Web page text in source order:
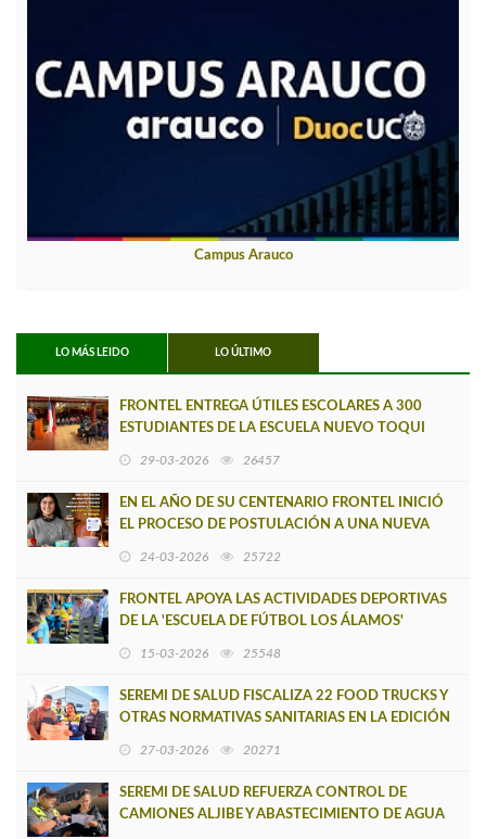
Campus Arauco
LO MÁS LEIDO LO ÚLTIMO
FRONTEL ENTREGA ÚTILES ESCOLARES A 300
ESTUDIANTES DE LA ESCUELA NUEVO TOQUI
29-03-2026 26457
EN EL AÑO DE SU CENTENARIO FRONTEL INICIÓ
EL PROCESO DE POSTULACIÓN A UNA NUEVA
24-03-2026 25722
FRONTEL APOYA LAS ACTIVIDADES DEPORTIVAS
DE LA 'ESCUELA DE FÚTBOL LOS ÁLAMOS'
15-03-2026 25548
SEREMI DE SALUD FISCALIZA 22 FOOD TRUCKS Y
OTRAS NORMATIVAS SANITARIAS EN LA EDICIÓN
27-03-2026 20271
SEREMI DE SALUD REFUERZA CONTROL DE
CAMIONES ALJIBE Y ABASTECIMIENTO DE AGUA